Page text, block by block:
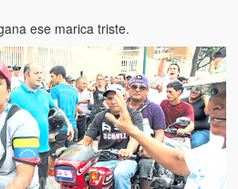
ese marica triste.